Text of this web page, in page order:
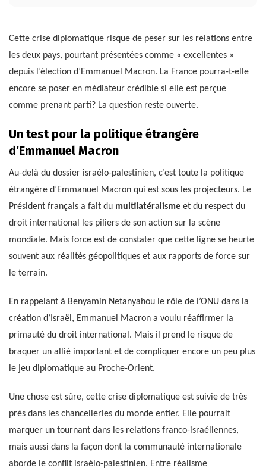
Cette crise diplomatique risque de peser sur les relations entre
les deux pays, pourtant présentées comme « excellentes »
depuis l’élection d’Emmanuel Macron. La France pourra-t-elle
encore se poser en médiateur crédible si elle est perçue
comme prenant parti? La question reste ouverte.
Un test pour la politique étrangère
d’Emmanuel Macron
Au-delà du dossier israélo-palestinien, c’est toute la politique
étrangère d’Emmanuel Macron qui est sous les projecteurs. Le
Président français a fait du multilatéralisme et du respect du
droit international les piliers de son action sur la scène
mondiale. Mais force est de constater que cette ligne se heurte
souvent aux réalités géopolitiques et aux rapports de force sur
le terrain.
En rappelant à Benyamin Netanyahou le rôle de l’ONU dans la
création d’Israël, Emmanuel Macron a voulu réaffirmer la
primauté du droit international. Mais il prend le risque de
braquer un allié important et de compliquer encore un peu plus
le jeu diplomatique au Proche-Orient.
Une chose est sûre, cette crise diplomatique est suivie de très
près dans les chancelleries du monde entier. Elle pourrait
marquer un tournant dans les relations franco-israéliennes,
mais aussi dans la façon dont la communauté internationale
aborde le conflit israélo-palestinien. Entre réalisme